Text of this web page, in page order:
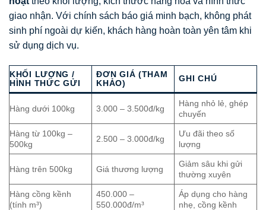
giao nhận. Với chính sách báo giá minh bạch, không phát
sinh phí ngoài dự kiến, khách hàng hoàn toàn yên tâm khi
sử dụng dịch vụ.
KHỐI LƯỢNG /
HÌNH THỨC GỬI
ĐƠN GIÁ (THAM
KHẢO)
GHI CHÚ
Hàng dưới 100kg 3.000 – 3.500đ/kg
Hàng nhỏ lẻ, ghép
chuyến
Hàng từ 100kg –
500kg
2.500 – 3.000đ/kg
Ưu đãi theo số
lượng
Hàng trên 500kg Giá thương lượng
Giảm sâu khi gửi
thường xuyên
Hàng cồng kềnh
(tính m³)
450.000 –
550.000đ/m³
Áp dụng cho hàng
nhẹ, cồng kềnh